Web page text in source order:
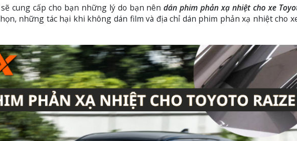
cung cấp cho bạn những lý do bạn nêndán phim phản xạ nhiệt cho xe
những tác hại khi không dán film và địa chỉ dán phim phản xạ nhiệt cho